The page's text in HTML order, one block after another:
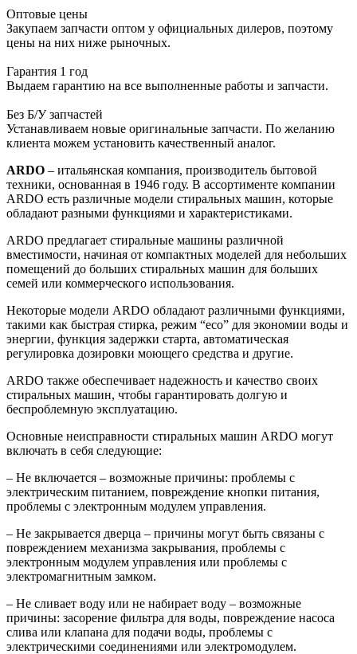
Оптовые цены
Закупаем запчасти оптом у официальных дилеров, поэтому
цены на них ниже рыночных.
Гарантия 1 год
Выдаем гарантию на все выполненные работы и запчасти.
Без Б/У запчастей
Устанавливаем новые оригинальные запчасти. По желанию
клиента можем установить качественный аналог.
ARDO – итальянская компания, производитель бытовой
техники, основанная в 1946 году. В ассортименте компании
ARDO есть различные модели стиральных машин, которые
обладают разными функциями и характеристиками.
ARDO предлагает стиральные машины различной
вместимости, начиная от компактных моделей для небольших
помещений до больших стиральных машин для больших
семей или коммерческого использования.
Некоторые модели ARDO обладают различными функциями,
такими как быстрая стирка, режим “eco” для экономии воды и
энергии, функция задержки старта, автоматическая
регулировка дозировки моющего средства и другие.
ARDO также обеспечивает надежность и качество своих
стиральных машин, чтобы гарантировать долгую и
беспроблемную эксплуатацию.
Основные неисправности стиральных машин ARDO могут
включать в себя следующие:
– Не включается – возможные причины: проблемы с
электрическим питанием, повреждение кнопки питания,
проблемы с электронным модулем управления.
– Не закрывается дверца – причины могут быть связаны с
повреждением механизма закрывания, проблемы с
электронным модулем управления или проблемы с
электромагнитным замком.
– Не сливает воду или не набирает воду – возможные
причины: засорение фильтра для воды, повреждение насоса
слива или клапана для подачи воды, проблемы с
электрическими соединениями или электромодулем.